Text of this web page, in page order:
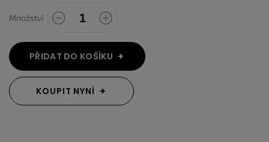
Množství
PŘIDAT DO KOŠÍKU
KOUPIT NYNÍ